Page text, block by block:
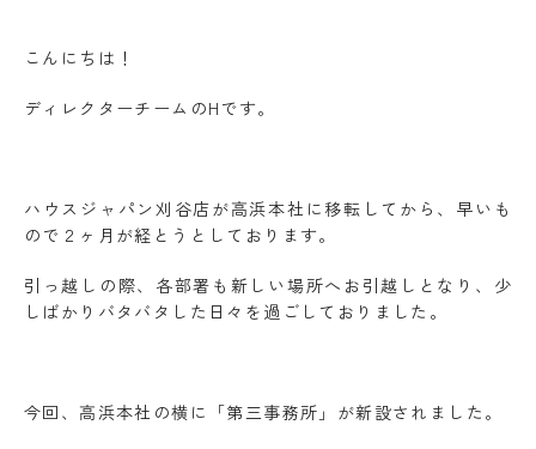
こんにちは！
ディレクターチームのHです。
ハウスジャパン刈谷店が高浜本社に移転してから、早いも
ので２ヶ月が経とうとしております。
引っ越しの際、各部署も新しい場所へお引越しとなり、少
しばかりバタバタした日々を過ごしておりました。
今回、高浜本社の横に「第三事務所」が新設されました。